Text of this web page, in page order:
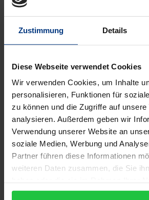
Zustimmung Details
Diese Webseite verwendet Cookies
Wir verwenden Cookies, um Inhalte
personalisieren, Funktionen für
zu können und die Zugriffe auf
analysieren. Außerdem geben wir
Verwendung unserer Website an
soziale Medien, Werbung und
Partner führen diese Informationen
weiteren Daten zusammen, die Sie
gesammelt haben.
Das kollektive Genie
Tectum, 1. Auflage 2007
24,90 € inkl. MwSt.
In den Warenkorb